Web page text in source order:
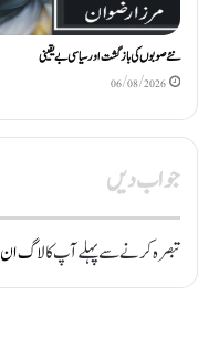
نئے صوبوں کی بازگشت اور سیاسی بے یقینی
06/08/2026
جواب دیں
تبصرہ کرنے سے پہلے آپ کالاگ ان